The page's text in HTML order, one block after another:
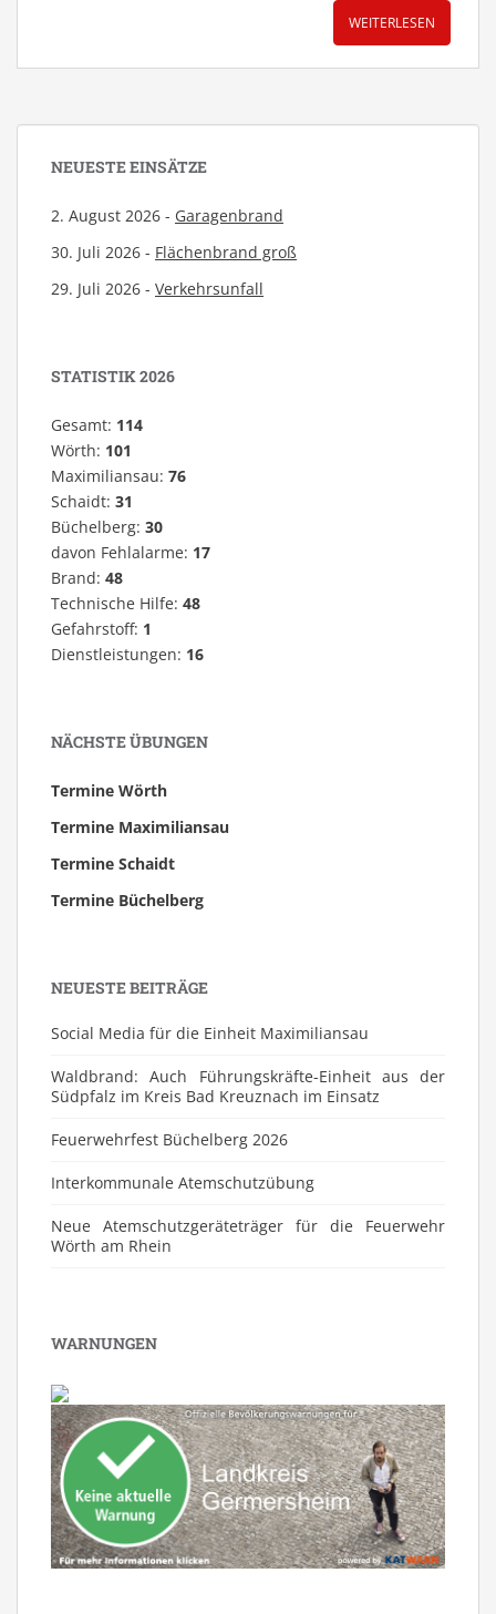
WEITERLESEN
NEUESTE EINSÄTZE
2. August 2026 - Garagenbrand
30. Juli 2026 - Flächenbrand groß
29. Juli 2026 - Verkehrsunfall
STATISTIK 2026
Gesamt: 114
Wörth: 101
Maximiliansau: 76
Schaidt: 31
Büchelberg: 30
davon Fehlalarme: 17
Brand: 48
Technische Hilfe: 48
Gefahrstoff: 1
Dienstleistungen: 16
NÄCHSTE ÜBUNGEN
Termine Wörth
Termine Maximiliansau
Termine Schaidt
Termine Büchelberg
NEUESTE BEITRÄGE
Social Media für die Einheit Maximiliansau
Waldbrand: Auch Führungskräfte-Einheit aus der
Südpfalz im Kreis Bad Kreuznach im Einsatz
Feuerwehrfest Büchelberg 2026
⁠Interkommunale Atemschutzübung
Neue Atemschutzgeräteträger für die Feuerwehr
Wörth am Rhein
WARNUNGEN